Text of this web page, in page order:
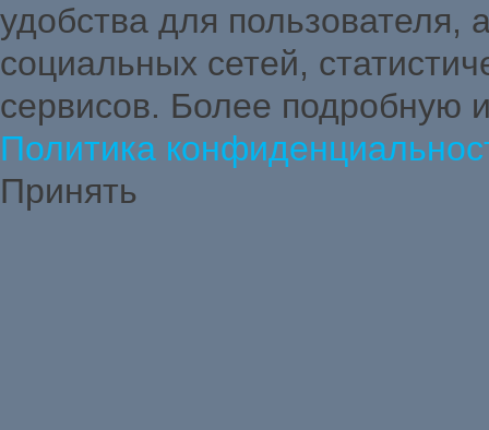
удобства для
социальных сетей,
сервисов. Более подробную
Политика
Принять